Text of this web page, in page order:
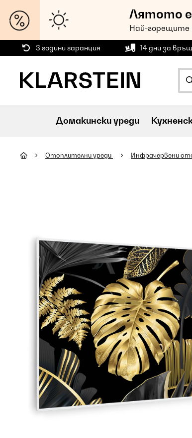
Лятото е
Най-горещите
3 години гаранция 14 дни за
Домакински уреди
Oтоплителни уреди Инфрачервени